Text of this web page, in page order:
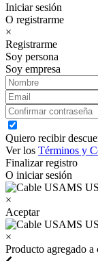
Iniciar sesión
O registrarme
×
Registrarme
Soy persona
Soy empresa
Quiero recibir
Ver los Términos y
Finalizar registro
O iniciar sesión
×
Aceptar
×
Producto agregado a